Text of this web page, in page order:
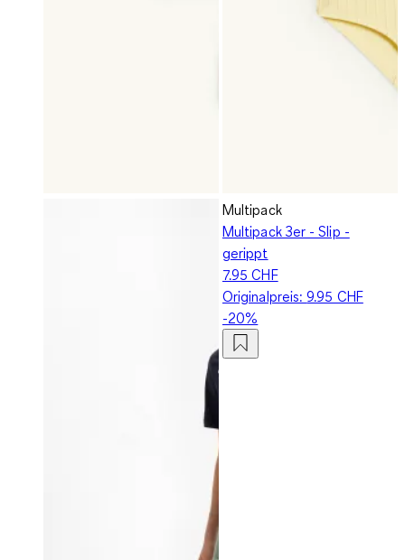
Multipack
Multipack 3er - Slip -
gerippt
7.95 CHF
Originalpreis:9.95 CHF
-20%